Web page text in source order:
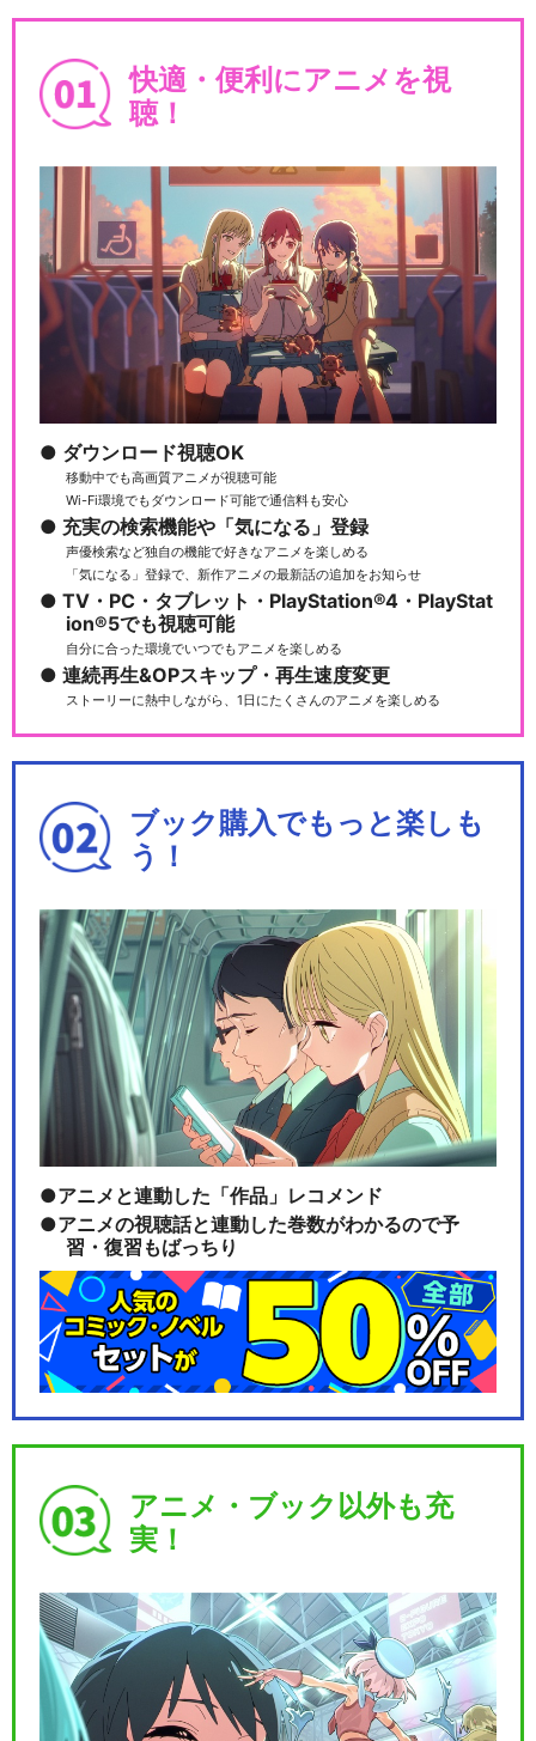
快適・便利にアニメを視
聴！
ダウンロード視聴OK
移動中でも高画質アニメが視聴可能
Wi-Fi環境でもダウンロード可能で通信料も安心
充実の検索機能や「気になる」登録
声優検索など独自の機能で好きなアニメを楽しめる
「気になる」登録で、新作アニメの最新話の追加をお知らせ
TV・PC・タブレット・PlayStation®4・PlayStat
ion®5でも視聴可能
自分に合った環境でいつでもアニメを楽しめる
連続再生&OPスキップ・再生速度変更
ストーリーに熱中しながら、1日にたくさんのアニメを楽しめる
ブック購入でもっと楽しも
う！
アニメと連動した「作品」レコメンド
アニメの視聴話と連動した巻数がわかるので予
習・復習もばっちり
アニメ・ブック以外も充
実！